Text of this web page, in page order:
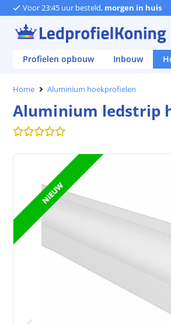
Voor 23:45 uur besteld, morgen in huis
Profielen opbouw Inbouw
Home Aluminium hoekprofielen
Aluminium ledstrip
NIEUW